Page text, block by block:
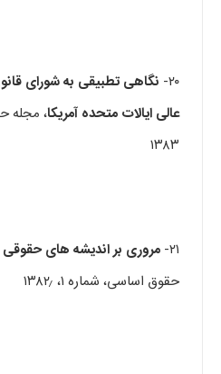
۲۰- نگاهی تطبیقی به شورای
عالی ایالات متحده آمریکا
۱۳۸۳
۲۱- مروری بر اندیشه های
حقوق اساسی، شماره ۱، ۱۳۸۲٫